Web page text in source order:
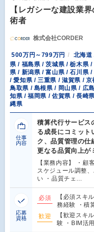
【レガシーな建設業
術者
株式会社CORDER
500万円～799万円
北海道
県 / 福島県 / 茨城県 / 栃木県
県 / 新潟県 / 富山県 / 石川県
/ 愛知県 / 三重県 / 滋賀県 /
鳥取県 / 島根県 / 岡山県 / 広
知県 / 福岡県 / 佐賀県 / 長崎
縄県
仕事
内容
積算代行サービス
る成長にコミット
ク、品質管理の仕
更なる品質向上が
【業務内容】 ・顧
スケジュール調整
い ・品質チェ…
応募
資格
必須
【必須スキ
務経験 ・積
歓迎
【歓迎スキ
験 ・BIM活